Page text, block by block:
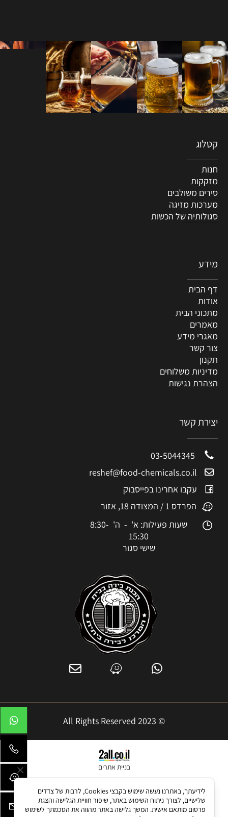
קטלוג
חנות
מזקקות
סירים משולבים
מערכות מזיגה
סגולותיה של הכשות
מידע
דף הבית
אודות
מתכוני הבית
מאמרים
מאגרי מידע
צור קשר
תקנון
מדיניות משלוחים
הצהרת נגישות
יצירת קשר
reshef@food-chemicals.co.il
עקבו אחרינו בפייסבוק
הפרדס 1 / המצודה 18, אזור
שעות פעילות: א' - ה' 8:30-
15:30
שישי סגור
© 2023 All Rights Reserved
בניית אתרים
לידיעתך, באתרנו נעשה שימוש בקבצי Cookies, לרבות של צדדים
שלישיים, לצורך ניתוח השימוש באתר, שיפור חוויית הגלישה והצגת
פרסום מותאם אישית. המשך גלישה באתר מהווה את הסכמתך לשימוש